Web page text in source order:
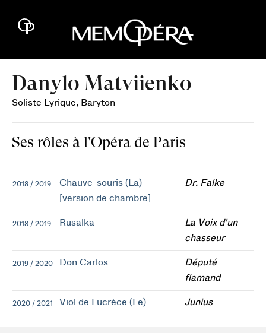
Danylo Matviienko
Soliste Lyrique, Baryton
Ses rôles à l'Opéra de Paris
2018 / 2019
Chauve-souris (La)
[version de chambre]
Dr. Falke
2018 / 2019 Rusalka
La Voix d'un
chasseur
2019 / 2020 Don Carlos
Député
flamand
2020 / 2021 Viol de Lucrèce (Le) Junius